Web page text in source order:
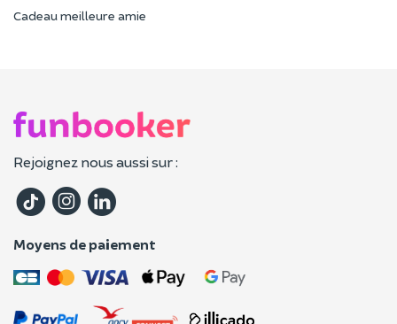
Cadeau meilleure amie
Rejoignez nous aussi sur :
Moyens de paiement